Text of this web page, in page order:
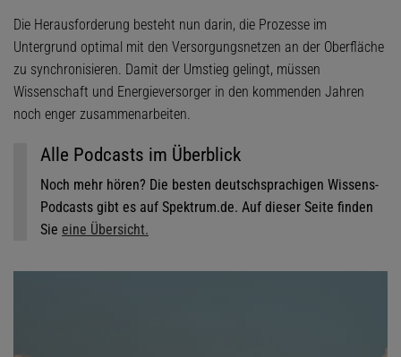
Die Herausforderung besteht nun darin, die Prozesse im
Untergrund optimal mit den Versorgungsnetzen an der Oberfläche
zu synchronisieren. Damit der Umstieg gelingt, müssen
Wissenschaft und Energieversorger in den kommenden Jahren
noch enger zusammenarbeiten.
Alle Podcasts im Überblick
Noch mehr hören? Die besten deutschsprachigen Wissens-
Podcasts gibt es auf Spektrum.de. Auf dieser Seite finden
Sie eine Übersicht.